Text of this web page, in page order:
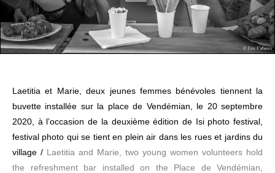
Laetitia et Marie, deux jeunes femmes bénévoles tiennent la
buvette installée sur la place de Vendémian, le 20 septembre
2020, à l’occasion de la deuxième édition de Isi photo festival,
festival photo qui se tient en plein air dans les rues et jardins du
village / Laetitia and Marie, two young women volunteers hold
the refreshment bar installed on the Place de Vendémian,